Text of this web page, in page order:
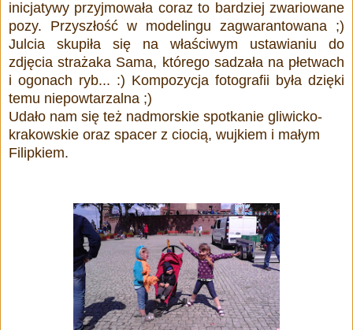
inicjatywy przyjmowała coraz to bardziej zwariowane
pozy. Przyszłość w modelingu zagwarantowana ;)
Julcia skupiła się na właściwym ustawianiu do
zdjęcia strażaka Sama, którego sadzała na płetwach
i ogonach ryb... :) Kompozycja fotografii była dzięki
temu niepowtarzalna ;)
Udało nam się też nadmorskie spotkanie gliwicko-
krakowskie oraz spacer z ciocią, wujkiem i małym
Filipkiem.